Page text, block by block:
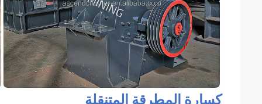
كسارة المطرقة المتنقلة